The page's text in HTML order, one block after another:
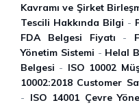
Kavramı ve Şirket
Tescili Hakkında Bilgi -
FDA Belgesi Fiyatı -
Yönetim Sistemi - Helal
Belgesi - ISO 10002
10002:2018 Customer
- ISO 14001 Çevre